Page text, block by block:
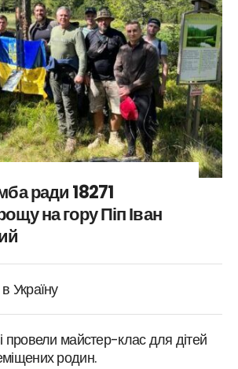
ради 18271
на гору Піп Іван
Україну
провели майстер-клас для дітей
родин.